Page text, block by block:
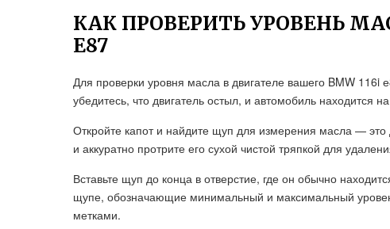
КАК ПРОВЕРИТЬ УРОВЕНЬ
Е87
Для проверки уровня масла в двигателе вашего BMW
убедитесь, что двигатель остыл, и автомобиль находится
Откройте капот и найдите щуп для измерения масла —
и аккуратно протрите его сухой чистой тряпкой для
Вставьте щуп до конца в отверстие, где он обычно
щупе, обозначающие минимальный и максимальный
метками.